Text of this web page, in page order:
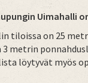
Uimahalli
tiloissa on 25
metrin
löytyvät myös